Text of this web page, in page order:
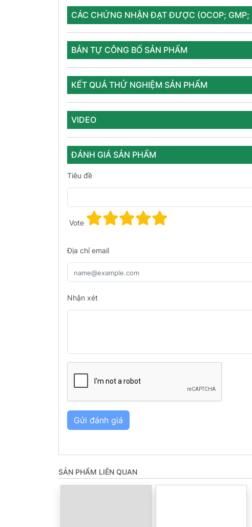
CÁC CHỨNG NHẬN ĐẠT ĐƯỢC (OCOP; GMP;
BẢN TỰ CÔNG BỐ SẢN PHẨM
KẾT QUẢ THỬ NGHIỆM SẢN PHẨM
VIDEO
ĐÁNH GIÁ SẢN PHẨM
Tiêu đề
Vote
Địa chỉ email
Nhận xét
Gửi đánh giá
SẢN PHẨM LIÊN QUAN